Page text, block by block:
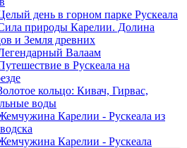
день в горном парке Рускеала
природы Карелии. Долина
и Земля древних
Валаам
в Рускеала на
кольцо: Кивач, Гирвас,
воды
Карелии - Рускеала из
Карелии - Рускеала